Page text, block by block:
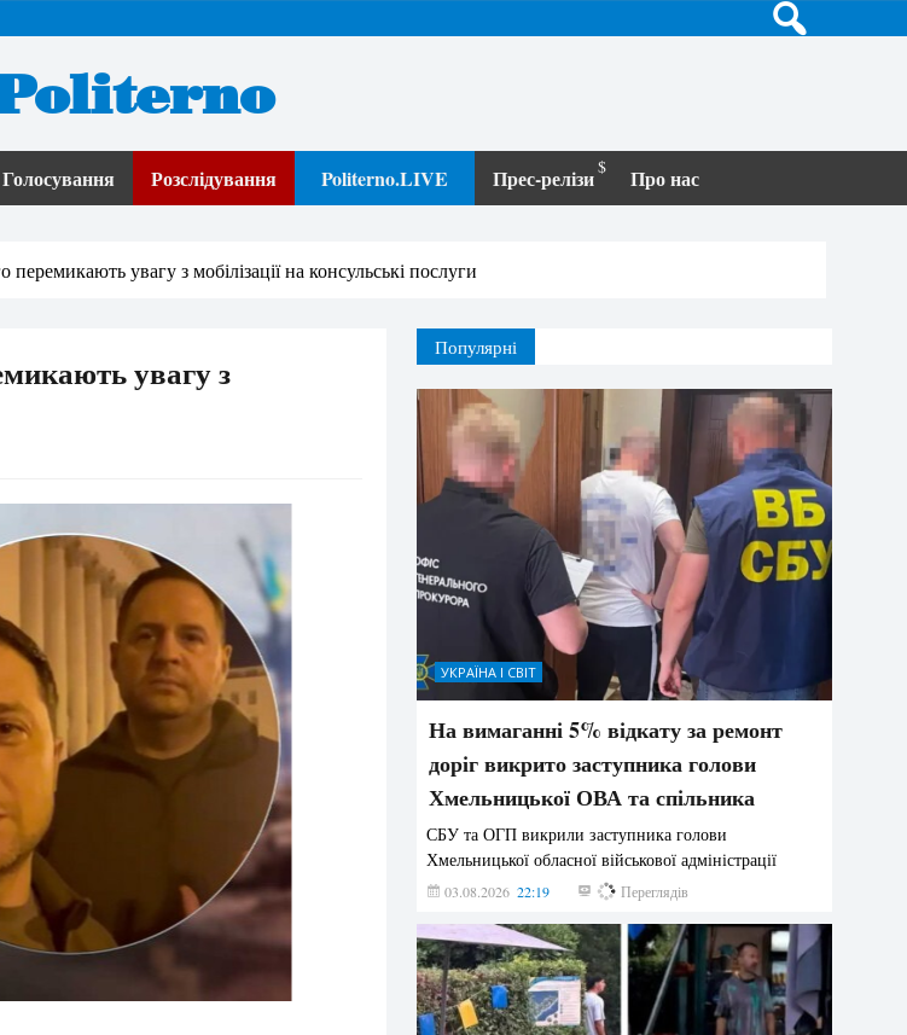
Голосування Розслідування Politerno.LIVE Прес-релізи Про нас
увагу з мобілізації на консульські послуги
увагу з
Популярні
УКРАЇНА І СВІТ
На вимаганні 5% відкату за ремонт
доріг викрито заступника голови
Хмельницької ОВА та спільника
СБУ та ОГП викрили заступника голови
Хмельницької обласної військової адміністрації
03.08.2026 22:19 847 Переглядів